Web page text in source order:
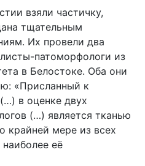
взяли частичку,
тщательным
Их провели два
патоморфологи из
в Белостоке. Оба они
«Присланный к
в оценке двух
(…) является тканью
крайней мере из всех
её